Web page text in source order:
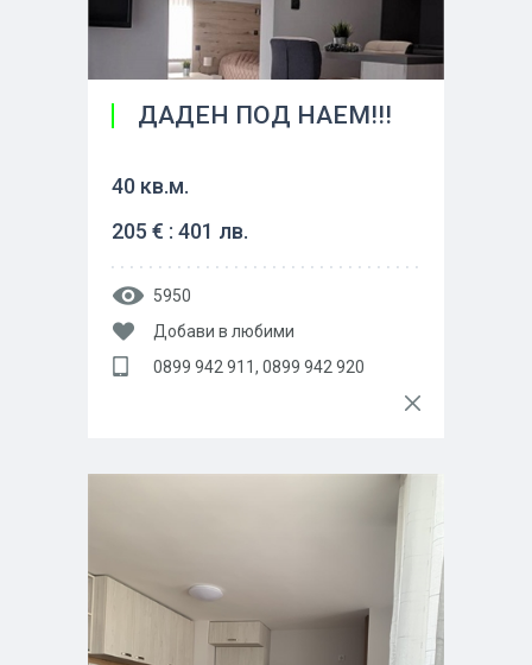
ДАДЕН ПОД НАЕМ!!!
40 кв.м.
205 € : 401 лв.
5950
Добави в любими
0899 942 911, 0899 942 920